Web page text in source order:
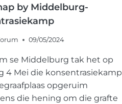
by Middelburg-
09/05/2024
se Middelburg tak het op
4 Mei die konsentrasiekamp
opgeruim
die hening om die grafte